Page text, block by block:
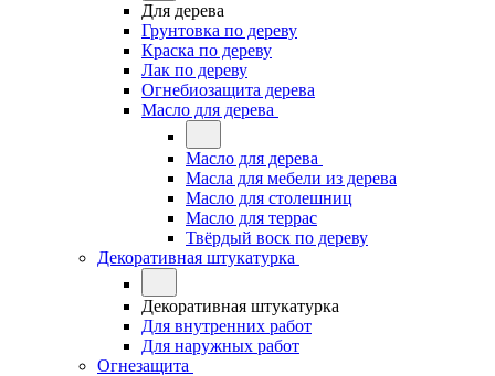
Для дерева
Грунтовка по дереву
Краска по дереву
Лак по дереву
Огнебиозащита дерева
Масло для дерева
Масло для дерева
Масла для мебели из дерева
Масло для столешниц
Масло для террас
Твёрдый воск по дереву
Декоративная штукатурка
Декоративная штукатурка
Для внутренних работ
Для наружных работ
Огнезащита